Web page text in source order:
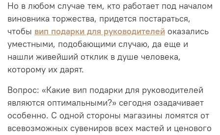
Но в любом случае тем, кто работает под началом
виновника торжества, придется постараться,
чтобы вип подарки для руководителей оказались
уместными, подобающими случаю, да еще и
нашли живейший отклик в душе человека,
которому их дарят.
Вопрос: «Какие вип подарки для руководителей
являются оптимальными?» сегодня озадачивает
особенно. С одной стороны магазины ломятся от
всевозможных сувениров всех мастей и ценового